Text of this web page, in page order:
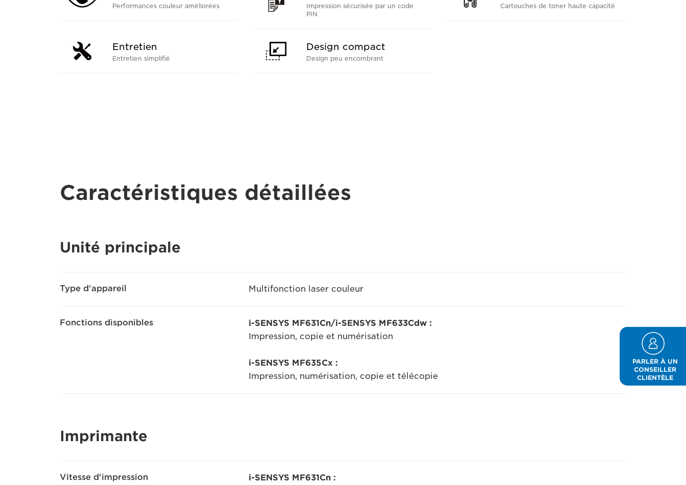
Performances couleur améliorées
Impression sécurisée par un code
PIN
Cartouches de toner haute capacité
Entretien
Entretien simplifié
Design compact
Design peu encombrant
Caractéristiques détaillées
Unité principale
Type d'appareil Multifonction laser couleur
Fonctions disponibles
i-SENSYS MF631Cn/i-SENSYS MF633Cdw :
Impression, copie et numérisation
i-SENSYS MF635Cx :
Impression, numérisation, copie et télécopie
Imprimante
Vitesse d'impression
i-SENSYS MF631Cn :
PARLER À UN
CONSEILLER
CLIENTÈLE